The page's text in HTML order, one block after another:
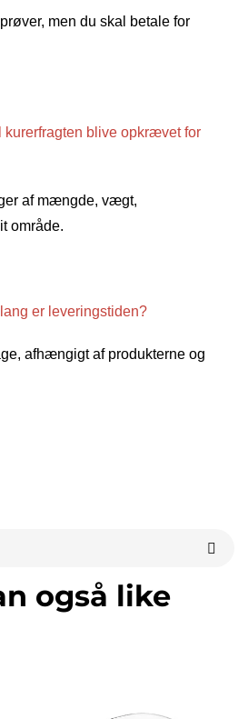
men du skal betale for
kurerfragten blive opkrævet for
af mængde, vægt,
område.
er leveringstiden?
afhængigt af produkterne og
også like